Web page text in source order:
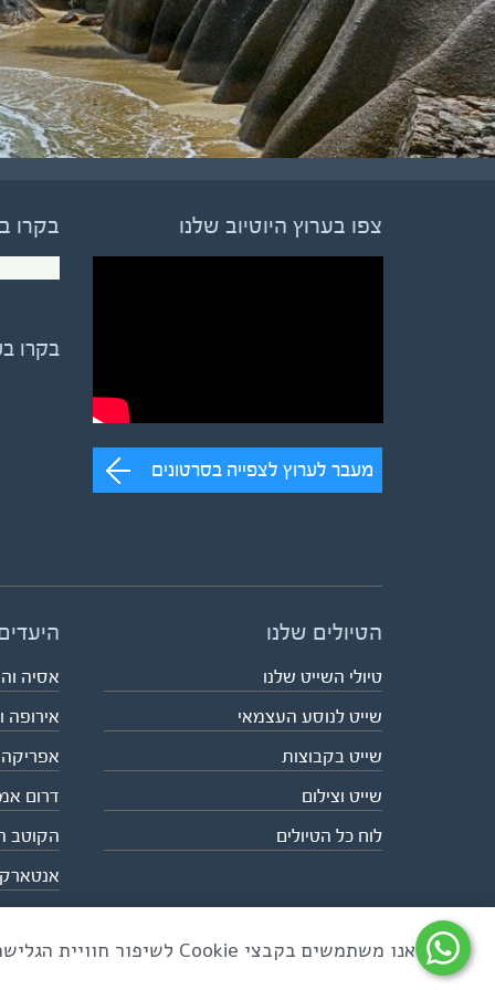
צפו בערוץ היוטיוב שלנו
מעבר לערוץ לצפייה בסרטונים
בקרו
בקרו
הטיולים שלנו
טיולי השייט שלנו
שייט לנוסע העצמאי
שייט בקבוצות
שייט וצילום
לוח כל הטיולים
אסיה
אירופה
אפריקה
דרום
הקוטב
כל הזכויות שמורות לאקו טיולי שטח | טלפון 03-6879090 | פקס 03-6879099 |
אנו משתמשים בקבצי Cookie לשיפור חוויית הגלישה ולניתוח שימוש באתר